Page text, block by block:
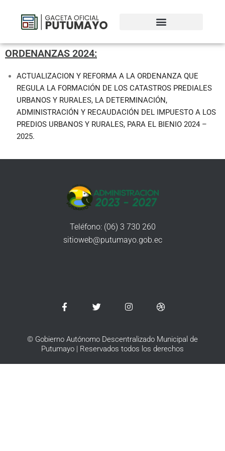
ORDENANZAS 2024:
ACTUALIZACION Y REFORMA A LA ORDENANZA QUE
REGULA LA FORMACIÓN DE LOS CATASTROS PREDIALES
URBANOS Y RURALES, LA DETERMINACIÓN,
ADMINISTRACIÓN Y RECAUDACIÓN DEL IMPUESTO A LOS
PREDIOS URBANOS Y RURALES, PARA EL BIENIO 2024 –
2025.
Teléfono: (06) 3 730 260
sitioweb@putumayo.gob.ec
© Gobierno Autónomo Descentralizado Municipal de
Putumayo | Reservados todos los derechos​